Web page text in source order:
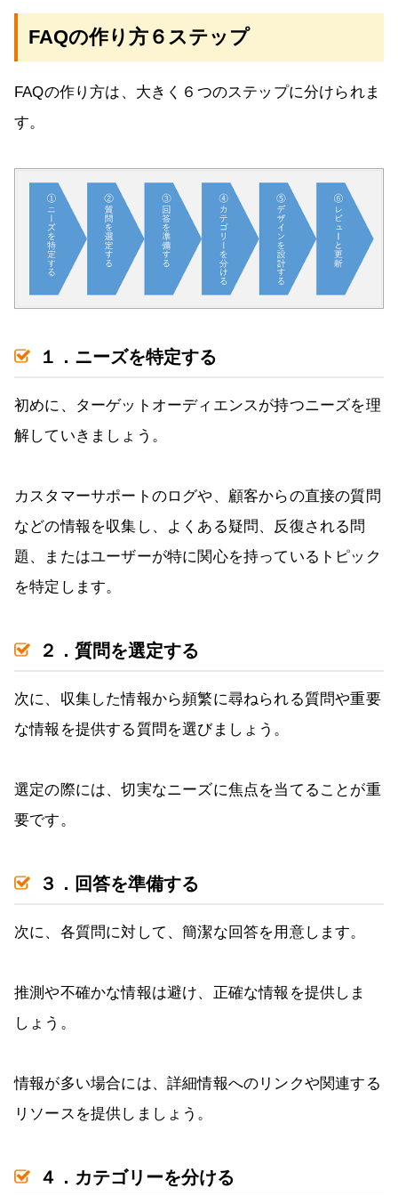
FAQの作り方６ステップ
FAQの作り方は、大きく６つのステップに分けられま
す。
１．ニーズを特定する
初めに、ターゲットオーディエンスが持つニーズを理
解していきましょう。
カスタマーサポートのログや、顧客からの直接の質問
などの情報を収集し、よくある疑問、反復される問
題、またはユーザーが特に関心を持っているトピック
を特定します。
２．質問を選定する
次に、収集した情報から頻繁に尋ねられる質問や重要
な情報を提供する質問を選びましょう。
選定の際には、切実なニーズに焦点を当てることが重
要です。
３．回答を準備する
次に、各質問に対して、簡潔な回答を用意します。
推測や不確かな情報は避け、正確な情報を提供しま
しょう。
情報が多い場合には、詳細情報へのリンクや関連する
リソースを提供しましょう。
４．カテゴリーを分ける